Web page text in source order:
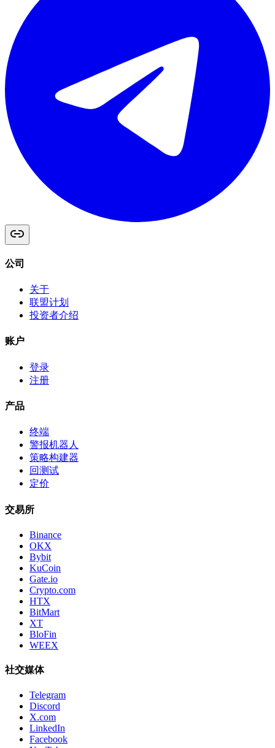
公司
关于
联盟计划
投资者介绍
账户
登录
注册
产品
终端
警报机器人
策略构建器
回测试
定价
交易所
Binance
OKX
Bybit
KuCoin
Gate.io
Crypto.com
HTX
BitMart
XT
BloFin
WEEX
社交媒体
Telegram
Discord
X.com
LinkedIn
Facebook